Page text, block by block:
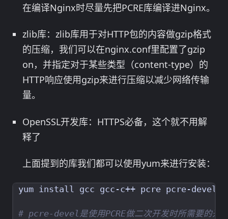
在编译Nginx时尽量先把PCRE库编译进Nginx。
zlib库：zlib库用于对HTTP包的内容做gzip格式
的压缩，我们可以在nginx.conf里配置了gzip
on，并指定对于某些类型（content-type）的
HTTP响应使用gzip来进行压缩以减少网络传输
量。
OpenSSL开发库：HTTPS必备，这个就不用解
释了
上面提到的库我们都可以使用yum来进行安装：
# pcre-devel是使用PCRE做二次开发时所需要的开